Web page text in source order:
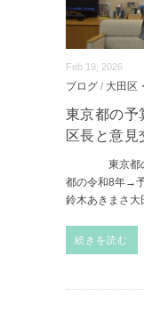
Feb 19, 2026
ブログ / 大田区
東京都の予
区長と意見
東京都の予
都の令和8年→
鈴木あきまさ大
続きを読む